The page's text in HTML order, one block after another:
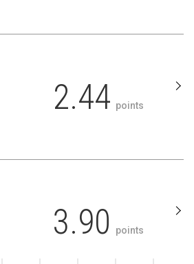
2.44 points
3.90 points